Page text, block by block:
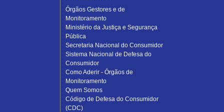
Órgãos Gestores e de
Monitoramento
Ministério da Justiça e Segurança
Pública
Secretaria Nacional do Consumidor
Sistema Nacional de Defesa do
Consumidor
Como Aderir - Órgãos de
Monitoramento
Quem Somos
Código de Defesa do Consumidor
(CDC)